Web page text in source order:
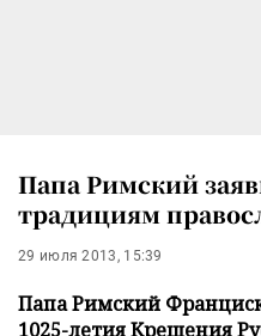
Папа Римский
традициям
29 июля 2013, 15:39
Папа Римский
1025-летия Крещения